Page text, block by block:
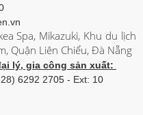
Spa, Mikazuki, Khu du lịch
Quận Liên Chiểu, Đà Nẵng
lý, gia công sản xuất:
6292 2705 - Ext: 10